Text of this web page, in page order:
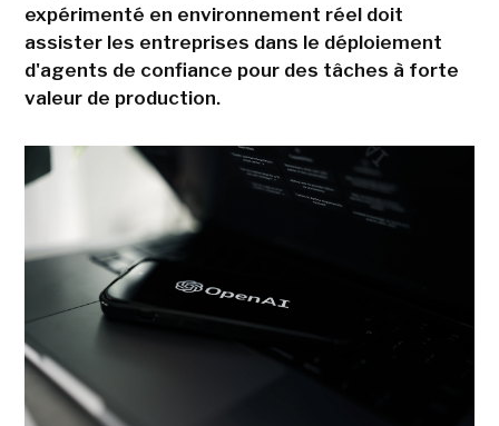
expérimenté en environnement réel doit
assister les entreprises dans le déploiement
d'agents de confiance pour des tâches à forte
valeur de production.